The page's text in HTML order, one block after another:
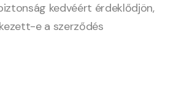
kedvéért érdeklődjön,
e a szerződés